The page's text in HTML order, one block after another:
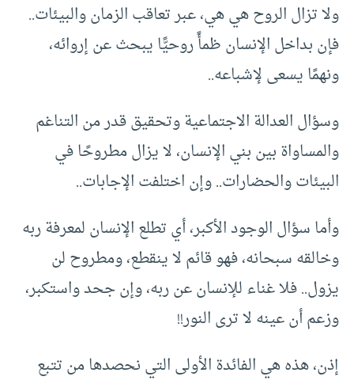
ولا تزال الروح هي هي، عبر تعاقب الزمان والبيئات..
فإن بداخل الإنسان ظمأً روحيًّا يبحث عن إروائه،
ونهمًا يسعى لإشباعه..
وسؤال العدالة الاجتماعية وتحقيق قدر من التناغم
والمساواة بين بني الإنسان، لا يزال مطروحًا في
البيئات والحضارات.. وإن اختلفت الإجابات..
وأما سؤال الوجود الأكبر، أي تطلع الإنسان لمعرفة ربه
وخالقه سبحانه، فهو قائم لا ينقطع، ومطروح لن
يزول.. فلا غناء للإنسان عن ربه، وإن جحد واستكبر،
وزعم أن عينه لا ترى النور!!
إذن، هذه هي الفائدة الأولى التي نحصدها من تتبع